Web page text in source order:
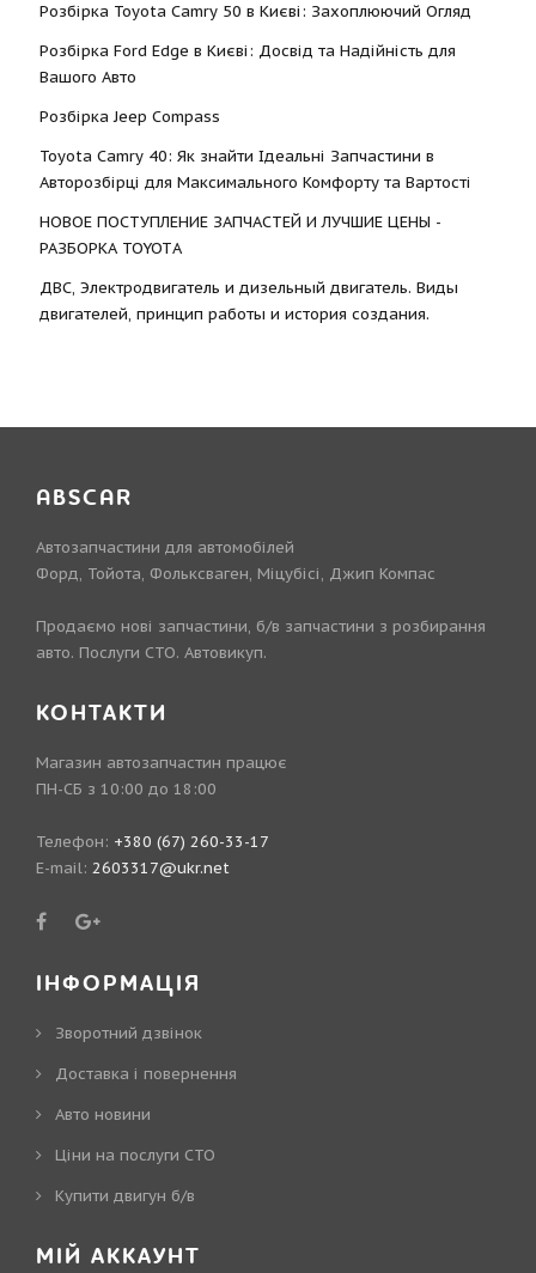
Розбірка Toyota Camry 50 в Києві: Захоплюючий Огляд
Розбірка Ford Edge в Києві: Досвід та Надійність для
Вашого Авто
Розбірка Jeep Compass
Toyota Camry 40: Як знайти Ідеальні Запчастини в
Авторозбірці для Максимального Комфорту та Вартості
НОВОЕ ПОСТУПЛЕНИЕ ЗАПЧАСТЕЙ И ЛУЧШИЕ ЦЕНЫ -
РАЗБОРКА TOYOTА
ДВС, Электродвигатель и дизельный двигатель. Виды
двигателей, принцип работы и история создания.
ABSCAR
Автозапчастини для автомобілей
Форд, Тойота, Фольксваген, Міцубісі, Джип Компас
Продаємо нові запчастини, б/в запчастини з розбирання
авто. Послуги СТО. Автовикуп.
КОНТАКТИ
Магазин автозапчастин працює
ПН-СБ з 10:00 до 18:00
Телефон: +380 (67) 260-33-17
E-mail: 2603317@ukr.net
ІНФОРМАЦІЯ
Зворотний дзвінок
Доставка і повернення
Авто новини
Ціни на послуги СТО
Купити двигун б/в
МІЙ АККАУНТ